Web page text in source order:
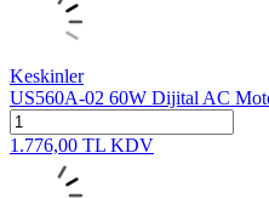
Keskinler
US560A-02 60W Dijital AC
1.776,00 TL KDV